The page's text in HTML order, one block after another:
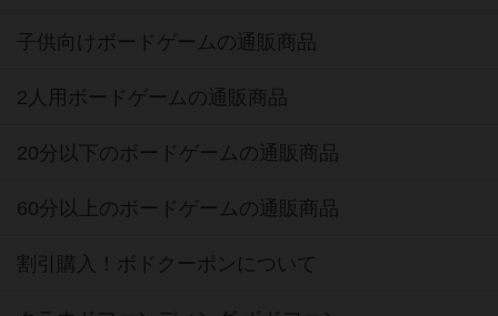
子供向けボードゲームの通販商品
2人用ボードゲームの通販商品
20分以下のボードゲームの通販商品
60分以上のボードゲームの通販商品
割引購入！ボドクーポンについて